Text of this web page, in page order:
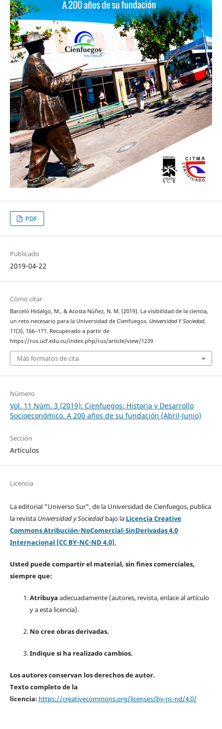
PDF
Publicado
2019-04-22
Cómo citar
Barceló Hidalgo, M., & Acosta Núñez, N. M. (2019). La visibilidad de la ciencia,
un reto necesario para la Universidad de Cienfuegos. Universidad Y Sociedad,
11(3), 166–171. Recuperado a partir de
https://rus.ucf.edu.cu/index.php/rus/article/view/1239
Más formatos de cita
Número
Vol. 11 Núm. 3 (2019): Cienfuegos: Historia y Desarrollo
Socioeconómico. A 200 años de su fundación (Abril-Junio)
Sección
Artículos
Licencia
La editorial "Universo Sur", de la Universidad de Cienfuegos, publica
la revista Universidad y Sociedad bajo la Licencia Creative
Commons Atribución-NoComercial-SinDerivadas 4.0
Internacional (CC BY-NC-ND 4.0).
Usted puede compartir el material, sin fines comerciales,
siempre que:
Atribuya adecuadamente (autores, revista, enlace al artículo
y a esta licencia).
No cree obras derivadas.
Indique si ha realizado cambios.
Los autores conservan los derechos de autor.
Texto completo de la
licencia: https://creativecommons.org/licenses/by-nc-nd/4.0/